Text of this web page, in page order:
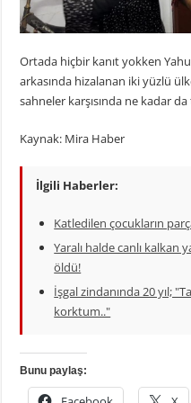
Ortada hiçbir kanıt yokken
arkasında hizalanan iki yüzlü
sahneler karşısında ne kadar
Kaynak: Mira Haber
İlgili Haberler:
Katledilen çocukların
Yaralı halde canlı kalkan
öldü!
İşgal zindanında 20 yıl;
korktum.."
Bunu paylaş: